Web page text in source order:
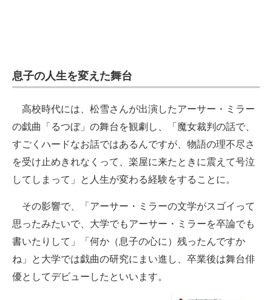
息子の人生を変えた舞台
高校時代には、松雪さんが出演したアーサー・ミラー
の戯曲「るつぼ」の舞台を観劇し、「魔女裁判の話で、
すごくハードなお話ではあるんですが、物語の理不尽さ
を受け止めきれなくって、楽屋に来たときに震えて号泣
してしまって」と人生が変わる経験をすることに。
その影響で、「アーサー・ミラーの文学がスゴイって
思ったみたいで、大学でもアーサー・ミラーを卒論でも
書いたりして」「何か（息子の心に）残ったんですか
ね」と大学では戯曲の研究にまい進し、卒業後は舞台俳
優としてデビューしたといいます。